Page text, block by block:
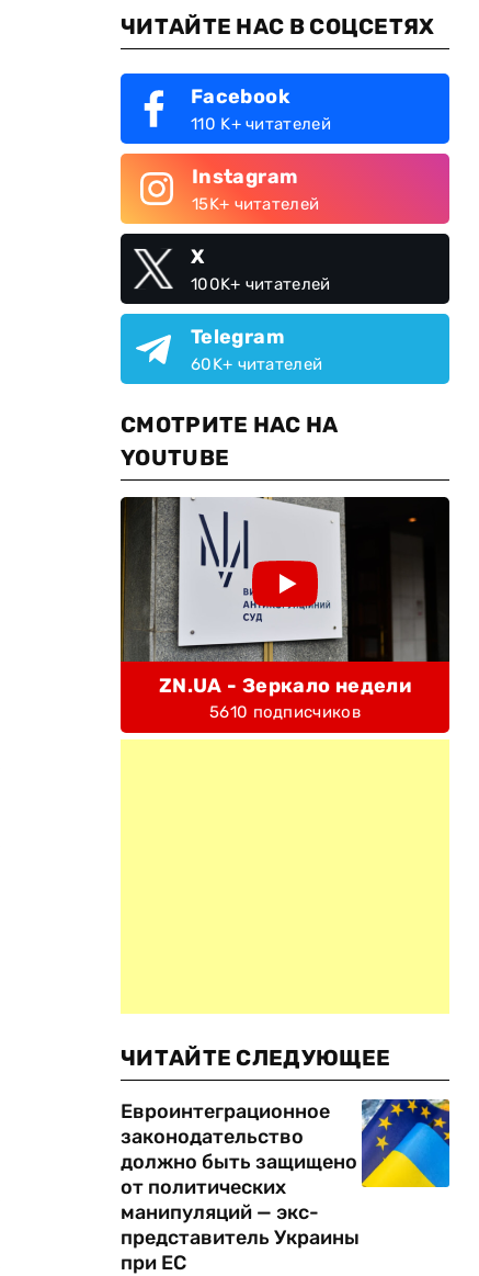
ЧИТАЙТЕ НАС В СОЦСЕТЯХ
Facebook
110 K+ читателей
Instagram
15K+ читателей
X
100K+ читателей
Telegram
60K+ читателей
СМОТРИТЕ НАС НА
YOUTUBE
ZN.UA - Зеркало недели
5610 подписчиков
ЧИТАЙТЕ СЛЕДУЮЩЕЕ
Евроинтеграционное
законодательство
должно быть защищено
от политических
манипуляций — экс-
представитель Украины
при ЕС